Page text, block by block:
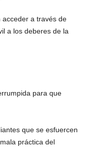
acceder a través de
a los deberes de la
para que
que se esfuercen
práctica del